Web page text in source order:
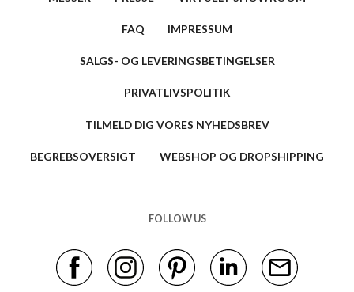
FAQ IMPRESSUM
SALGS- OG LEVERINGSBETINGELSER
PRIVATLIVSPOLITIK
TILMELD DIG VORES NYHEDSBREV
BEGREBSOVERSIGT WEBSHOP OG DROPSHIPPING
FOLLOW US